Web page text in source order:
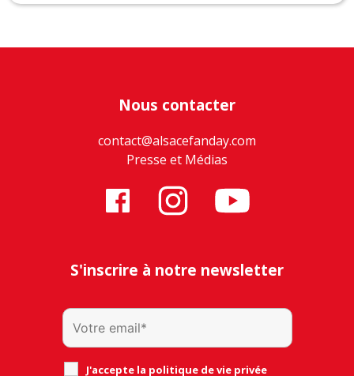
Nous contacter
contact@alsacefanday.com
Presse et Médias
S'inscrire à notre newsletter
J'accepte la politique de vie privée